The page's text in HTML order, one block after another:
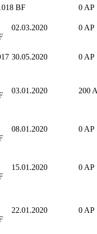
BF
0 AP
02.03.2020 0 AP
30.05.2020 0 AP
03.01.2020 200
08.01.2020 0 AP
15.01.2020 0 AP
22.01.2020 0 AP